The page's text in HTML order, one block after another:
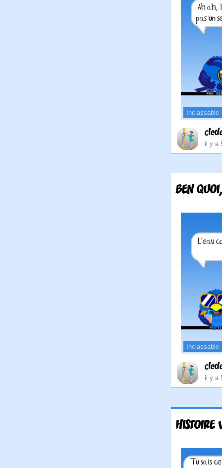
Inclassable
il y a
BEN
Inclassable
il y a
HISTOIRE